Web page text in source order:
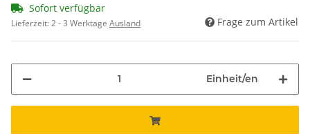
Sofort verfügbar
Lieferzeit:2 - 3 Werktage Ausland Frage zum Artikel
Einheit/en